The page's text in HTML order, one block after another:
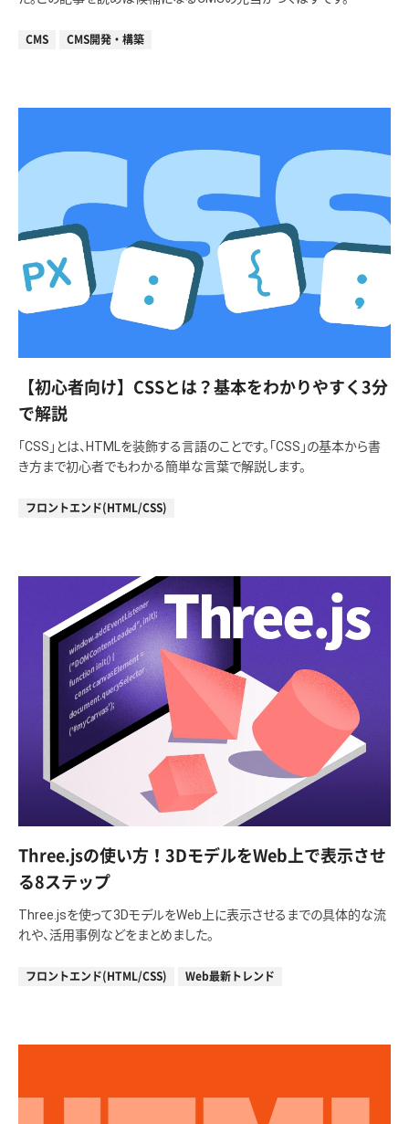
CMS CMS開発・構築
【初心者向け】CSSとは？基本をわかりやすく3分
で解説
「CSS」とは、HTMLを装飾する言語のことです。「CSS」の基本から書
き方まで初心者でもわかる簡単な言葉で解説します。
フロントエンド(HTML/CSS)
Three.jsの使い方！3DモデルをWeb上で表示させ
る8ステップ
Three.jsを使って3DモデルをWeb上に表示させるまでの具体的な流
れや、活用事例などをまとめました。
フロントエンド(HTML/CSS) Web最新トレンド